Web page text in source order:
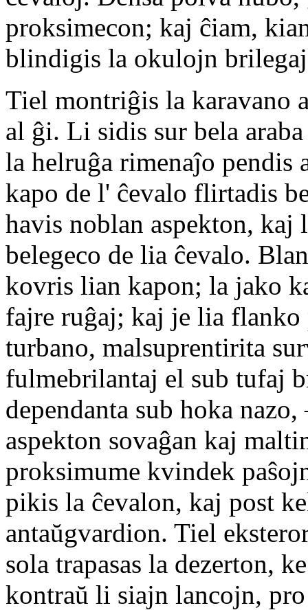
proksimecon; kaj ĉiam,
blindigis la okulojn
Tiel montriĝis la karavano
al ĝi. Li sidis sur bela
la helruĝa rimenaĵo pendis
kapo de l' ĉevalo flirtadis
havis noblan aspekton,
belegeco de lia ĉevalo.
kovris lian kapon; la jako
fajre ruĝaj; kaj je lia
turbano, malsuprentirita
fulmebrilantaj el sub tufaj
dependanta sub hoka
aspekton sovaĝan kaj
proksimume kvindek
pikis la ĉevalon, kaj post
antaŭgvardion. Tiel
sola trapasas la dezerton,
kontraŭ li siajn lancojn,